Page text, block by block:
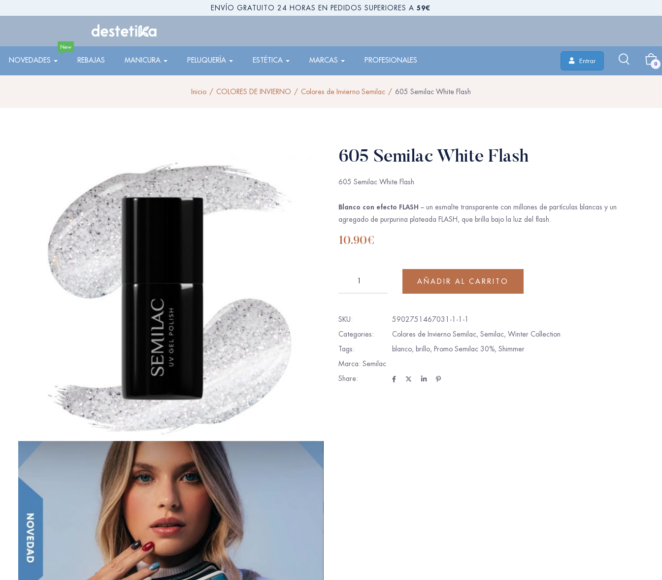
ENVÍO GRATUITO 24 HORAS EN PEDIDOS SUPERIORES A 59€
NOVEDADES
New
REBAJAS MANICURA PELUQUERÍA ESTÉTICA MARCAS PROFESIONALES Entrar 0
Inicio COLORES DE INVIERNO Colores de Invierno Semilac 605 Semilac White Flash
605 Semilac White Flash
605 Semilac White Flash
Blanco con efecto FLASH – un esmalte transparente con millones de partículas blancas y un
agregado de purpurina plateada FLASH, que brilla bajo la luz del flash.
10.90€
AÑADIR AL CARRITO
SKU:
5902751467031-1-1-1
Categories:
Colores de Invierno Semilac, Semilac, Winter Collection
Tags:
blanco, brillo, Promo Semilac 30%, Shimmer
Marca: Semilac
Share: